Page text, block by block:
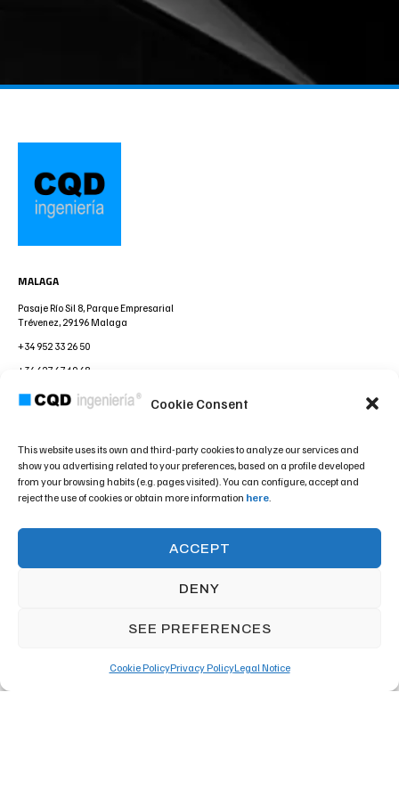
Cookie Consent
This website uses its own and third-party cookies to analyze our services and
show you advertising related to your preferences, based on a profile developed
from your browsing habits (e.g. pages visited). You can configure, accept and
reject the use of cookies or obtain more information here.
ACCEPT
DENY
SEE PREFERENCES
Cookie PolicyPrivacy PolicyLegal Notice
MALAGA
Pasaje Río Sil 8, Parque Empresarial
Trévenez, 29196 Malaga
+34 952 33 26 50
+34 627 67 19 68
infor@cqdingenieria.es
LinkedIn Facebook Instagram X Youtube
Legal Notice Privacy Policy Cookie Policy
"COMO QUEDA DEMOSTRADO INGENIERIA S.L.P. has been a
English